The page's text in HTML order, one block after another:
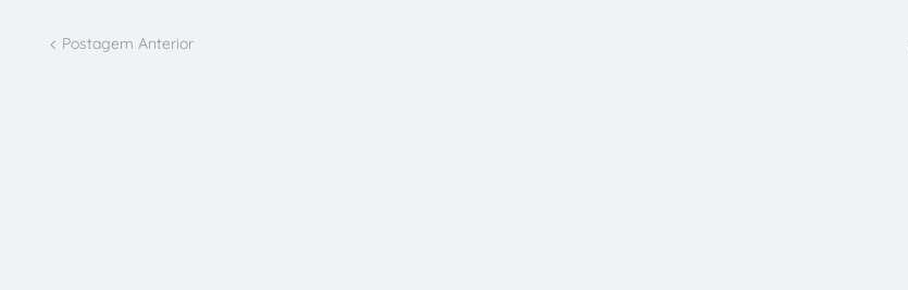
Postagem Anterior